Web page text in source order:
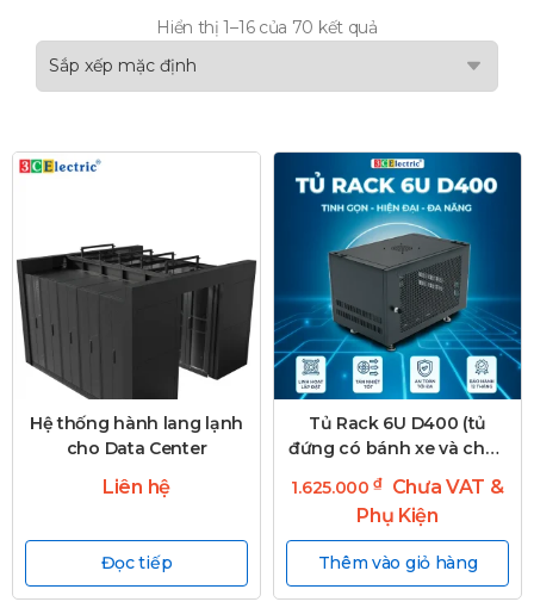
Hiển thị 1–16 của 70 kết quả
Hệ thống hành lang lạnh
cho Data Center
Liên hệ
Đọc tiếp
Tủ Rack 6U D400 (tủ
đứng có bánh xe và chân
tăng)
1.625.000₫
Chưa VAT &
Phụ Kiện
Thêm vào giỏ hàng